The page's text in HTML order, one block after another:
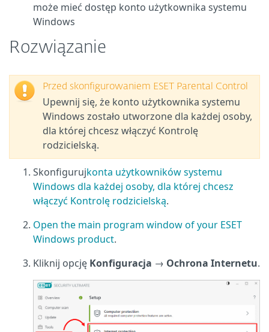
może mieć dostęp konto użytkownika systemu
Windows
Rozwiązanie
Przed skonfigurowaniem ESET Parental Control
Upewnij się, że konto użytkownika systemu
Windows zostało utworzone dla każdej osoby,
dla której chcesz włączyć Kontrolę
rodzicielską.
Skonfigurujkonta użytkowników systemu
Windows dla każdej osoby, dla której chcesz
włączyć Kontrolę rodzicielską.
Open the main program window of your ESET
Windows product.
Kliknij opcję Konfiguracja → Ochrona Internetu.